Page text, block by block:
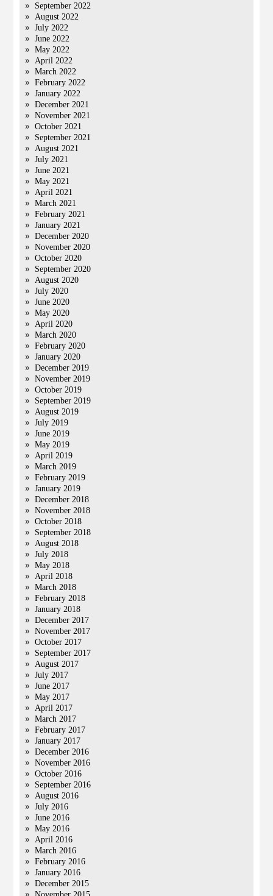
September 2022
August 2022
July 2022
June 2022
May 2022
April 2022
March 2022
February 2022
January 2022
December 2021
November 2021
October 2021
September 2021
August 2021
July 2021
June 2021
May 2021
April 2021
March 2021
February 2021
January 2021
December 2020
November 2020
October 2020
September 2020
August 2020
July 2020
June 2020
May 2020
April 2020
March 2020
February 2020
January 2020
December 2019
November 2019
October 2019
September 2019
August 2019
July 2019
June 2019
May 2019
April 2019
March 2019
February 2019
January 2019
December 2018
November 2018
October 2018
September 2018
August 2018
July 2018
May 2018
April 2018
March 2018
February 2018
January 2018
December 2017
November 2017
October 2017
September 2017
August 2017
July 2017
June 2017
May 2017
April 2017
March 2017
February 2017
January 2017
December 2016
November 2016
October 2016
September 2016
August 2016
July 2016
June 2016
May 2016
April 2016
March 2016
February 2016
January 2016
December 2015